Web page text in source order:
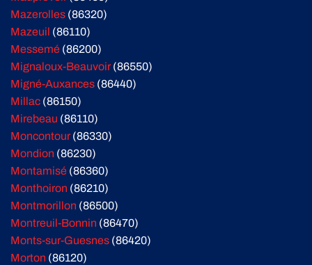
Mazerolles (86320)
Mazeuil (86110)
Messemé (86200)
Mignaloux-Beauvoir(86550)
Migné-Auxances (86440)
Millac (86150)
Mirebeau (86110)
Moncontour(86330)
Mondion (86230)
Montamisé (86360)
Monthoiron (86210)
Montmorillon (86500)
Montreuil-Bonnin (86470)
Monts-sur-Guesnes (86420)
Morton (86120)